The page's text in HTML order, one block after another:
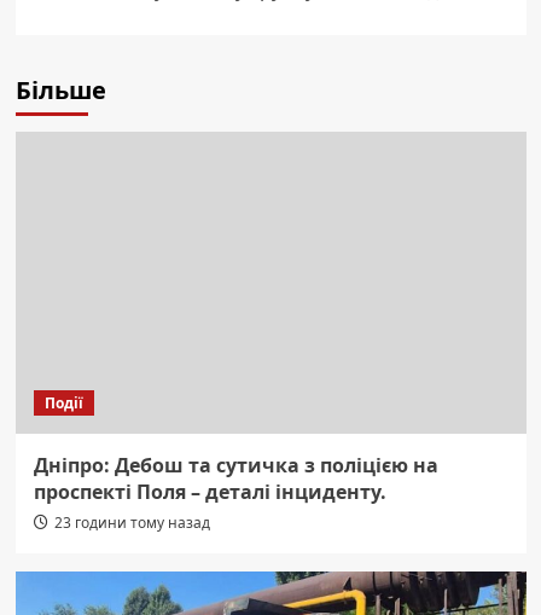
Більше
Події
Дніпро: Дебош та сутичка з поліцією на
проспекті Поля – деталі інциденту.
23 години тому назад